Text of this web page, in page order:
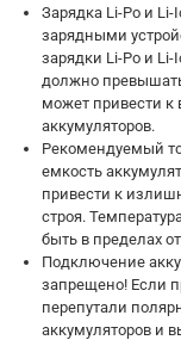
Зарядка Li-Po и
зарядными
зарядки Li-Po и
должно
может привести
аккумуляторов.
Рекомендуемый
емкость
привести к
строя.
быть в пределах
Подключение
запрещено! Если
перепутали
аккумуляторов и